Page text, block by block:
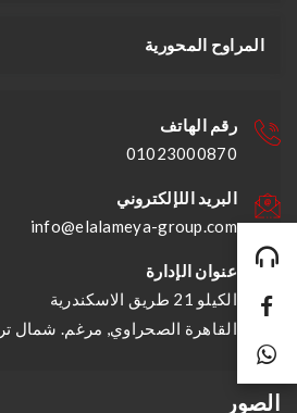
المراوح المحورية
رقم الهاتف
01023000870
البريد اللإلكتروني
info@elalameya-group.com
عنوان الإدارة
الكيلو 21 طريق الاسكندرية
القاهرة الصحراوي, مرغم. شمال
الصور